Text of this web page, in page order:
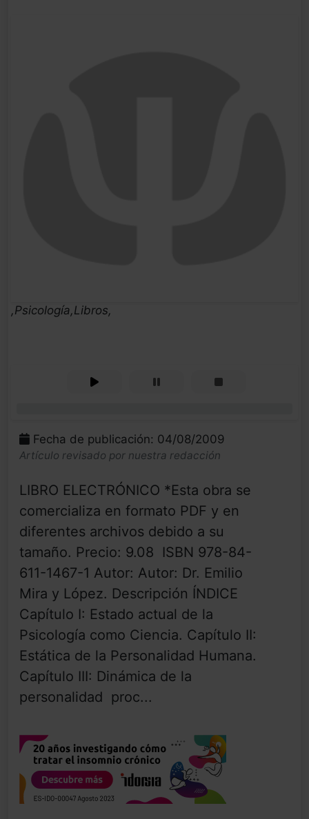
,Psicología,Libros,
Fecha de publicación: 04/08/2009
Artículo revisado por nuestra redacción
LIBRO ELECTRÓNICO *Esta obra se
comercializa en formato PDF y en
diferentes archivos debido a su
tamaño. Precio: 9.08  ISBN 978-84-
611-1467-1 Autor: Autor: Dr. Emilio
Mira y López. Descripción ÍNDICE
Capítulo I: Estado actual de la
Psicología como Ciencia. Capítulo II:
Estática de la Personalidad Humana.
Capítulo III: Dinámica de la
personalidad  proc...